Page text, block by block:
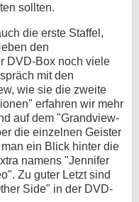
sollten.
die erste Staffel,
den
DVD-Box noch viele
mit den
wie sie die zweite
erfahren wir mehr
auf dem "Grandview-
die einzelnen Geister
ein Blick hinter die
namens "Jennifer
Zu guter Letzt sind
Side" in der DVD-